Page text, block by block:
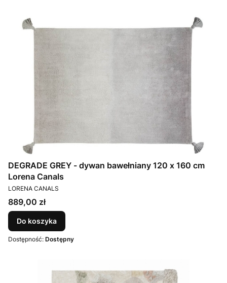
DEGRADE GREY - dywan bawełniany 120 x 160 cm
Lorena Canals
PRODUCENT
LORENA CANALS
Cena
889,00 zł
Do koszyka
Dostępność: Dostępny